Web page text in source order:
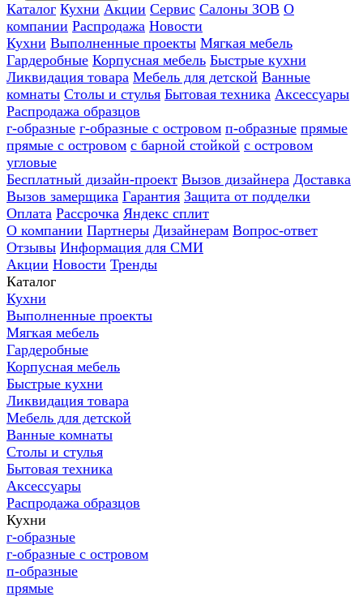
Каталог Кухни Акции Сервис Салоны ЗОВ О
компании Распродажа Новости
Кухни Выполненные проекты Мягкая мебель
Гардеробные Корпусная мебель Быстрые кухни
Ликвидация товара Мебель для детской Ванные
комнаты Столы и стулья Бытовая техника Аксессуары
Распродажа образцов
г-образные г-образные с островом п-образные прямые
прямые с островом с барной стойкой с островом
угловые
Бесплатный дизайн-проект Вызов дизайнера Доставка
Вызов замерщика Гарантия Защита от подделки
Оплата Рассрочка Яндекс сплит
О компании Партнеры Дизайнерам Вопрос-ответ
Отзывы Информация для СМИ
Акции Новости Тренды
Каталог
Кухни
Выполненные проекты
Мягкая мебель
Гардеробные
Корпусная мебель
Быстрые кухни
Ликвидация товара
Мебель для детской
Ванные комнаты
Столы и стулья
Бытовая техника
Аксессуары
Распродажа образцов
Кухни
г-образные
г-образные с островом
п-образные
прямые